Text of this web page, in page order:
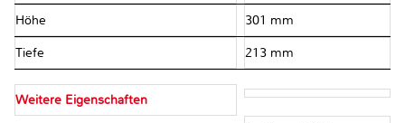
Höhe 301 mm
Tiefe 213 mm
Weitere Eigenschaften